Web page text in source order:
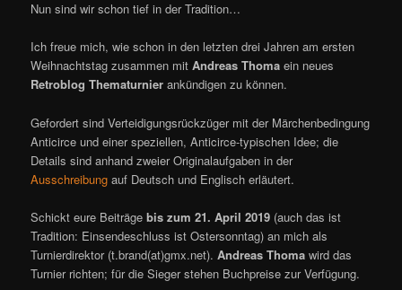
Nun sind wir schon tief in der Tradition…
Ich freue mich, wie schon in den letzten drei Jahren am ersten
Weihnachtstag zusammen mitAndreas Thoma ein neues
Retroblog Thematurnier ankündigen zu können.
Gefordert sind Verteidigungsrückzüger mit der Märchenbedingung
Anticirce und einer speziellen, Anticirce-typischen Idee; die
Details sind anhand zweier Originalaufgaben in der
Ausschreibung auf Deutsch und Englisch erläutert.
Schickt eure Beiträgebis zum 21. April 2019 (auch das ist
Tradition: Einsendeschluss ist Ostersonntag) an mich als
Turnierdirektor (t.brand(at)gmx.net).Andreas Thoma wird das
Turnier richten; für die Sieger stehen Buchpreise zur Verfügung.